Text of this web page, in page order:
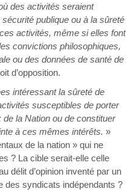
des activités seraient
publique ou à la sûreté
activités, même si elles font
convictions philosophiques,
ou des données de santé de
d’opposition.
intéressant la sûreté de
susceptibles de porter
la Nation ou de constituer
à ces mêmes intérêts. »
de la nation » qui ne
? La cible serait-elle celle
délit d’opinion inventé par un
des syndicats indépendants ?